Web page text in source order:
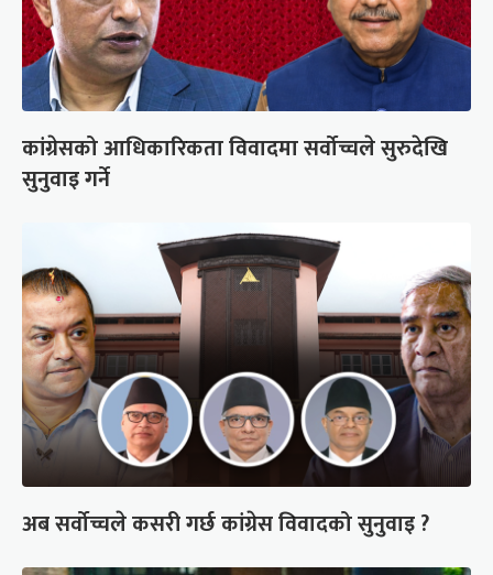
कांग्रेसको आधिकारिकता विवादमा सर्वोच्चले सुरुदेखि
सुनुवाइ गर्ने
अब सर्वोच्चले कसरी गर्छ कांग्रेस विवादको सुनुवाइ ?